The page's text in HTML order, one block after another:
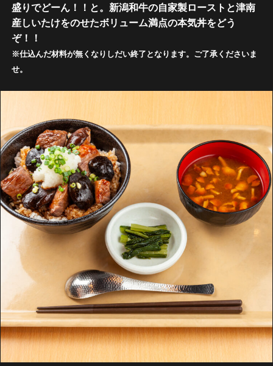
盛りでどーん！！と。新潟和牛の自家製ローストと津南
産しいたけをのせたボリューム満点の本気丼をどう
ぞ！！
※仕込んだ材料が無くなりしだい終了となります。ご了承くださいま
せ。